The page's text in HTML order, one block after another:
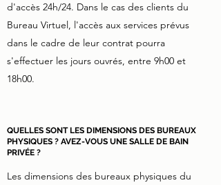
d'accès 24h/24. Dans le cas des clients du
Bureau Virtuel, l'accès aux services prévus
dans le cadre de leur contrat pourra
s'effectuer les jours ouvrés, entre 9h00 et
18h00.
QUELLES SONT LES DIMENSIONS DES BUREAUX
PHYSIQUES ? AVEZ-VOUS UNE SALLE DE BAIN
PRIVÉE ?
Les dimensions des bureaux physiques du